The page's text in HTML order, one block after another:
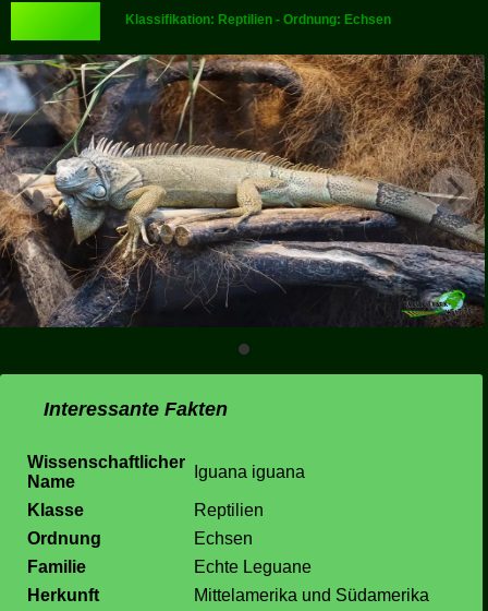
Klassifikation: Reptilien - Ordnung: Echsen
Interessante Fakten
Wissenschaftlicher
Name
Iguana iguana
Klasse
Reptilien
Ordnung
Echsen
Familie
Echte Leguane
Herkunft
Mittelamerika und Südamerika